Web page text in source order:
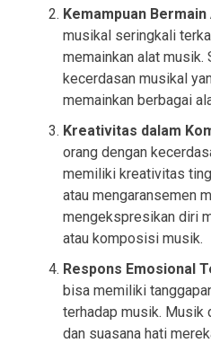
Kemampuan
musikal seringkali
memainkan alat musik.
kecerdasan musikal
memainkan berbagai
Kreativitas dalam
orang dengan
memiliki kreativitas
atau mengaransemen
mengekspresikan diri
atau komposisi musik.
Respons Emosional
bisa memiliki
terhadap musik. Musik
dan suasana hati